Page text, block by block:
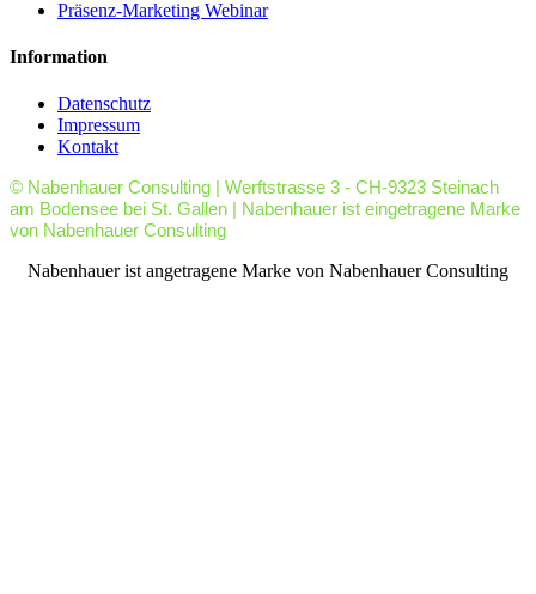
Präsenz-Marketing Webinar
Information
Datenschutz
Impressum
Kontakt
© Nabenhauer Consulting | Werftstrasse 3 - CH-9323 Steinach
am Bodensee bei St. Gallen | Nabenhauer ist eingetragene Marke
von Nabenhauer Consulting
facebook
youtube
rssNabenhauer ist angetragene Marke von Nabenhauer Consulting